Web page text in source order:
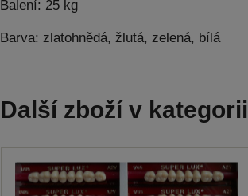
Balení: 25 kg
Barva: zlatohnědá, žlutá, zelená, bílá
Další zboží v kategorii